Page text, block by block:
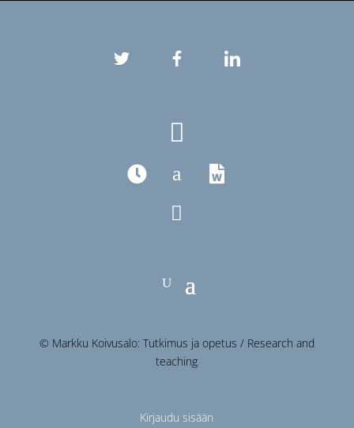
a




© Markku Koivusalo: Tutkimus ja opetus / Research and
teaching
Kirjaudu sisään